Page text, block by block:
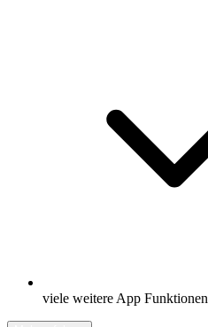
viele weitere App Funktionen